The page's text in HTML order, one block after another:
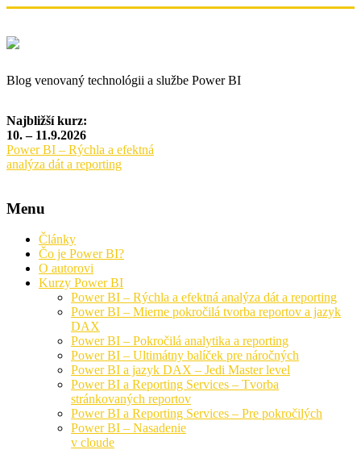
Blog venovaný technológii a službe Power BI
Najbližší kurz:
10. – 11.9.2026
Power BI – Rýchla a efektná
analýza dát a reporting
Menu
Články
Čo je Power BI?
O autorovi
Kurzy Power BI
Power BI – Rýchla a efektná analýza dát a reporting
Power BI – Mierne pokročilá tvorba reportov a jazyk
DAX
Power BI – Pokročilá analytika a reporting
Power BI – Ultimátny balíček pre náročných
Power BI a jazyk DAX – Jedi Master level
Power BI a Reporting Services – Tvorba
stránkovaných reportov
Power BI a Reporting Services – Pre pokročilých
Power BI – Nasadenie
v cloude